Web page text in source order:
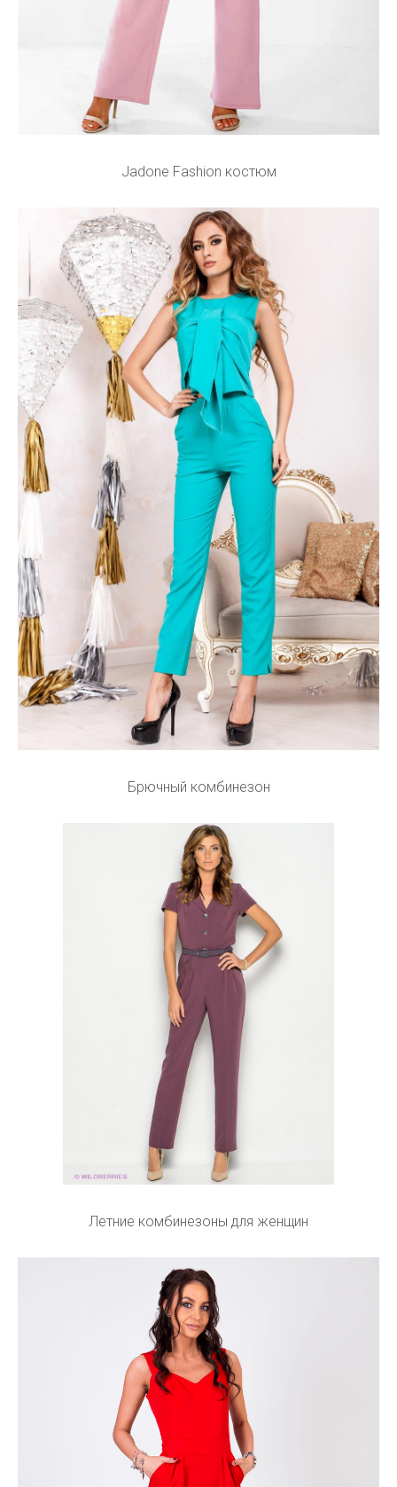
Jadone Fashion костюм
Брючный комбинезон
Летние комбинезоны для женщин